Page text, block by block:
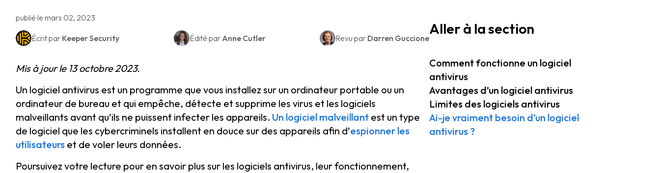
publié le mars 02, 2023
Écrit par Keeper Security Édité par Anne Cutler Revu par Darren Guccione
Mis à jour le 13 octobre 2023.
Un logiciel antivirus est un programme que vous installez sur un ordinateur portable ou un
ordinateur de bureau et qui empêche, détecte et supprime les virus et les logiciels
malveillants avant qu’ils ne puissent infecter les appareils. Un logiciel malveillant est un type
de logiciel que les cybercriminels installent en douce sur des appareils afin d’espionner les
utilisateurs et de voler leurs données.
Poursuivez votre lecture pour en savoir plus sur les logiciels antivirus, leur fonctionnement,
Aller à la section
Comment fonctionne un logiciel
antivirus
Avantages d’un logiciel antivirus
Limites des logiciels antivirus
Ai-je vraiment besoin d’un logiciel
antivirus ?